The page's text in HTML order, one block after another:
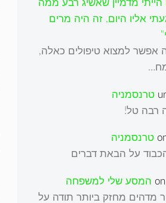
מדמיין שאשיג רבע ממה
אליו היום, זה היה מרים
אפשר למצוא טיפולים כאלה,
טרנסמניה
רבה טל!
טרנסמניה
על הבאת דברים
on המסע שלי למשפחה
מדהים מחזק ביותר תודה על